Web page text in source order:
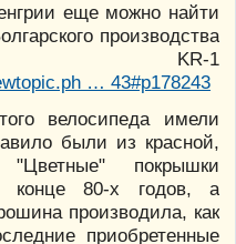
еще можно найти
производства
KR-1
… 43#p178243
велосипеда имели
были из красной,
покрышки
конце 80-х годов, а
производила, как
приобретенные